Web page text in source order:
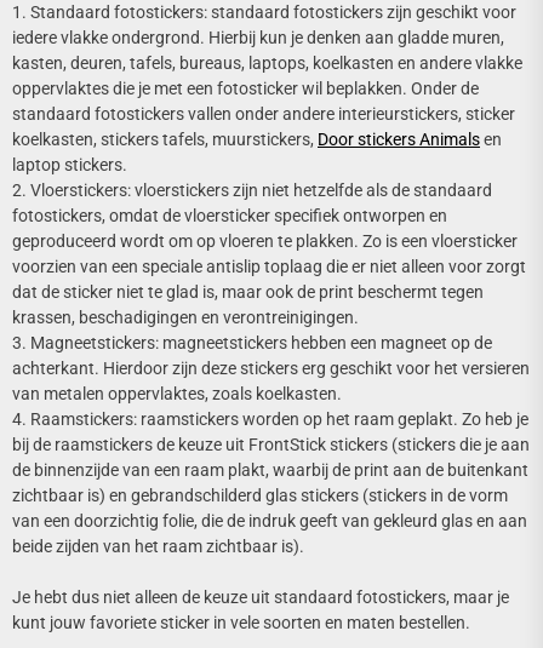
1. Standaard fotostickers: standaard fotostickers zijn geschikt voor
iedere vlakke ondergrond. Hierbij kun je denken aan gladde muren,
kasten, deuren, tafels, bureaus, laptops, koelkasten en andere vlakke
oppervlaktes die je met een fotosticker wil beplakken. Onder de
standaard fotostickers vallen onder andere interieurstickers, sticker
koelkasten, stickers tafels, muurstickers, Door stickers Animalsen
laptop stickers.
2. Vloerstickers: vloerstickers zijn niet hetzelfde als de standaard
fotostickers, omdat de vloersticker specifiek ontworpen en
geproduceerd wordt om op vloeren te plakken. Zo is een vloersticker
voorzien van een speciale antislip toplaag die er niet alleen voor zorgt
dat de sticker niet te glad is, maar ook de print beschermt tegen
krassen, beschadigingen en verontreinigingen.
3. Magneetstickers: magneetstickers hebben een magneet op de
achterkant. Hierdoor zijn deze stickers erg geschikt voor het versieren
van metalen oppervlaktes, zoals koelkasten.
4. Raamstickers: raamstickers worden op het raam geplakt. Zo heb je
bij de raamstickers de keuze uit FrontStick stickers (stickers die je aan
de binnenzijde van een raam plakt, waarbij de print aan de buitenkant
zichtbaar is) en gebrandschilderd glas stickers (stickers in de vorm
van een doorzichtig folie, die de indruk geeft van gekleurd glas en aan
beide zijden van het raam zichtbaar is).
Je hebt dus niet alleen de keuze uit standaard fotostickers, maar je
kunt jouw favoriete sticker in vele soorten en maten bestellen.